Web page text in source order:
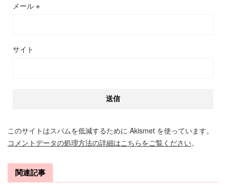
メール ※
サイト
このサイトはスパムを低減するために Akismet を使っています。
コメントデータの処理方法の詳細はこちらをご覧ください。
関連記事